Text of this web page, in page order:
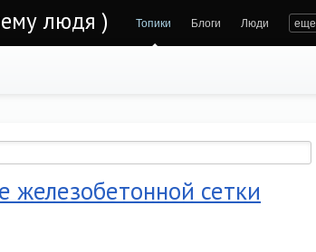
людя ) Топики Блоги Люди еще
железобетонной сетки